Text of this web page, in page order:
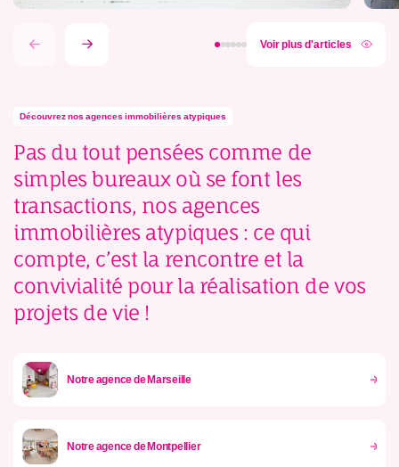
Page Page
Page
Page
Page
Page
Page
PageVoir plus d'articles
Découvrez nos agences immobilières atypiques
Pas du tout pensées comme de
simples bureaux où se font les
transactions, nos agences
immobilières atypiques : ce qui
compte, c’est la rencontre et la
convivialité pour la réalisation de vos
projets de vie !
Notre agence de Marseille
Notre agence de Montpellier